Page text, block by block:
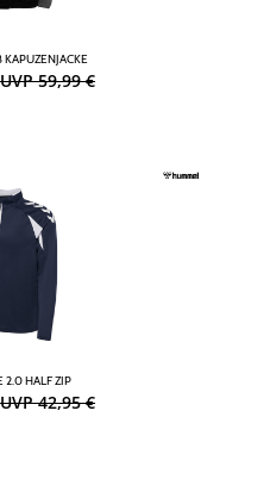
UVP 59,99 €
2.0 HALF ZIP
UVP 42,95 €